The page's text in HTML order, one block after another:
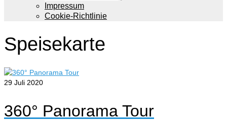
Impressum
Cookie-Richtlinie
Speisekarte
29 Juli 2020
360° Panorama Tour